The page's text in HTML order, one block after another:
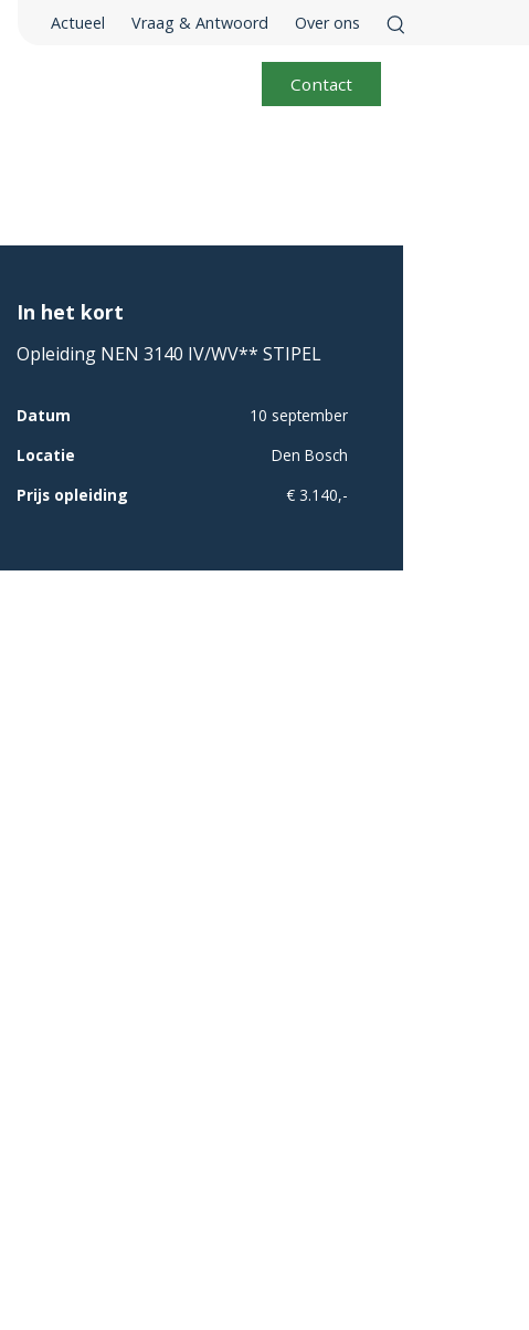
Actueel Vraag & Antwoord Over ons
Contact
In het kort
Opleiding NEN 3140 IV/WV** STIPEL
Datum
10 september
Locatie
Den Bosch
Prijs opleiding
€ 3.140,-